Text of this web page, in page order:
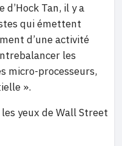
Tan, il y a
qui émettent
d’une activité
les
micro-processeurs,
».
yeux de Wall Street